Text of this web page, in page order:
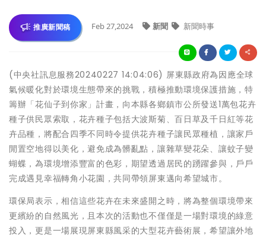
推廣新聞稿 Feb 27,2024 新聞 新聞時事
(中央社訊息服務20240227 14:04:06) 屏東縣政府為因應全球
氣候暖化對於環境生態帶來的挑戰，積極推動環境保護措施，特
籌辦「花仙子到你家」計畫，向本縣各鄉鎮市公所發送1萬包花卉
種子供民眾索取，花卉種子包括大波斯菊、百日草及千日紅等花
卉品種，將配合四季不同時令提供花卉種子讓民眾種植，讓家戶
閒置空地得以美化，避免成為髒亂點，讓雜草變花朵、讓蚊子變
蝴蝶，為環境增添豐富的色彩，期望透過居民的踴躍參與，戶戶
完成遇見幸福轉角小花園，共同帶領屏東邁向希望城市。
環保局表示，相信這些花卉在未來盛開之時，將為整個環境帶來
更繽紛的自然風光，且本次的活動也不僅僅是一場對環境的綠意
投入，更是一場展現屏東縣風采的大型花卉藝術展，希望讓外地